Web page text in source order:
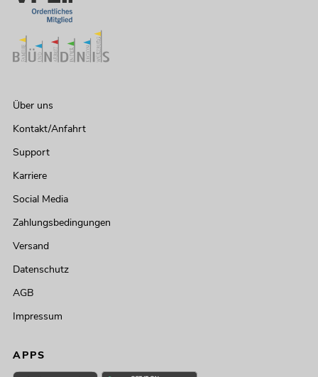
Über uns
Kontakt/Anfahrt
Support
Karriere
Social Media
Zahlungsbedingungen
Versand
Datenschutz
AGB
Impressum
APPS